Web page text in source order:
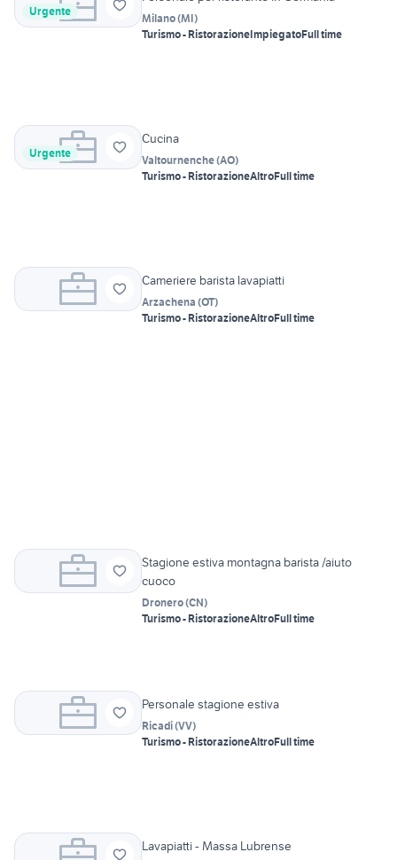
Urgente
Milano(MI)
Turismo - RistorazioneImpiegatoFull time
Urgente
Cucina
Valtournenche(AO)
Turismo - RistorazioneAltroFull time
Cameriere barista lavapiatti
Arzachena (OT)
Turismo - RistorazioneAltroFull time
Stagione estiva montagna barista /aiuto
cuoco
Dronero(CN)
Turismo - RistorazioneAltroFull time
Personale stagione estiva
Ricadi(VV)
Turismo - RistorazioneAltroFull time
Lavapiatti - Massa Lubrense